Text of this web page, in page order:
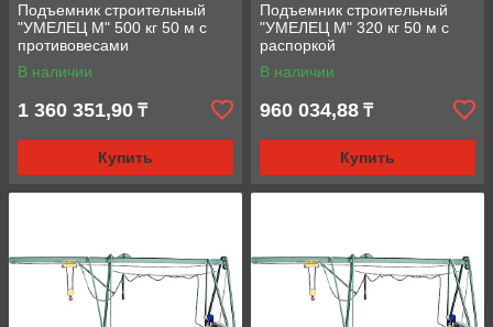
Подъемник строительный
"УМЕЛЕЦ М" 500 кг 50 м с
противовесами
В наличии
1 360 351,90 ₸
Купить
Подъемник строительный
"УМЕЛЕЦ М" 320 кг 50 м с
раcпоркой
В наличии
960 034,88 ₸
Купить